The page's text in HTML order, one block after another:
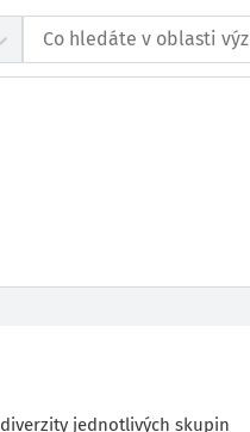
jednotlivých skupin